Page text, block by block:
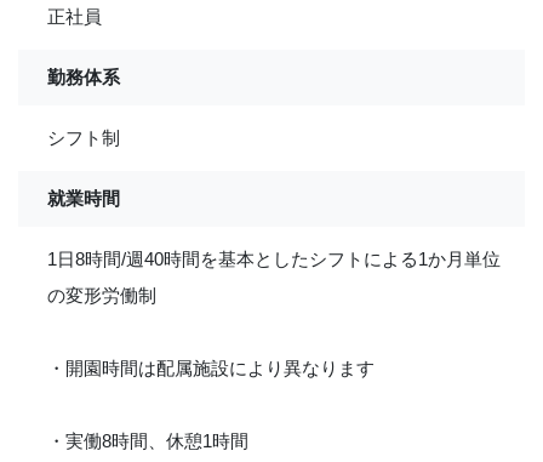
正社員
勤務体系
シフト制
就業時間
1日8時間/週40時間を基本としたシフトによる1か月単位
の変形労働制
・開園時間は配属施設により異なります
・実働8時間、休憩1時間